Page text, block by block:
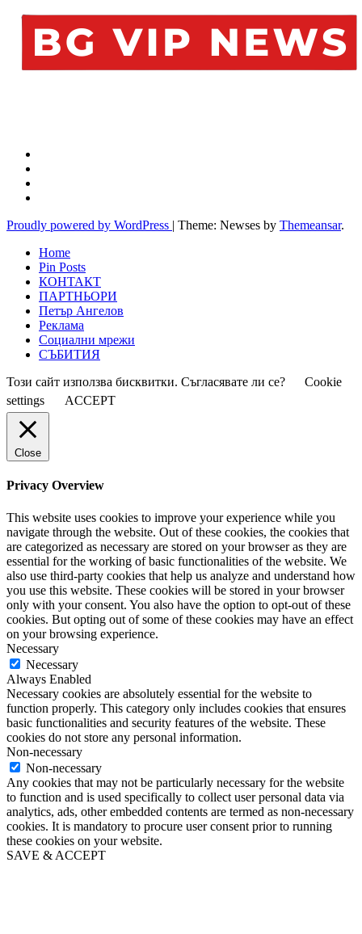
Proudly powered by WordPress | Theme: Newses by Themeansar.
Home
Pin Posts
КОНТАКТ
ПАРТНЬОРИ
Петър Ангелов
Реклама
Социални мрежи
СЪБИТИЯ
Този сайт използва бисквитки. Съгласявате ли се?
Cookie
settings
ACCEPT
Close
Privacy Overview
This website uses cookies to improve your experience while you
navigate through the website. Out of these cookies, the cookies that
are categorized as necessary are stored on your browser as they are
essential for the working of basic functionalities of the website. We
also use third-party cookies that help us analyze and understand how
you use this website. These cookies will be stored in your browser
only with your consent. You also have the option to opt-out of these
cookies. But opting out of some of these cookies may have an effect
on your browsing experience.
Necessary
Necessary
Always Enabled
Necessary cookies are absolutely essential for the website to
function properly. This category only includes cookies that ensures
basic functionalities and security features of the website. These
cookies do not store any personal information.
Non-necessary
Non-necessary
Any cookies that may not be particularly necessary for the website
to function and is used specifically to collect user personal data via
analytics, ads, other embedded contents are termed as non-necessary
cookies. It is mandatory to procure user consent prior to running
these cookies on your website.
SAVE & ACCEPT